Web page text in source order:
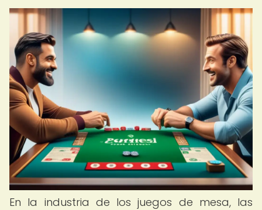
En la industria de los juegos de mesa, las